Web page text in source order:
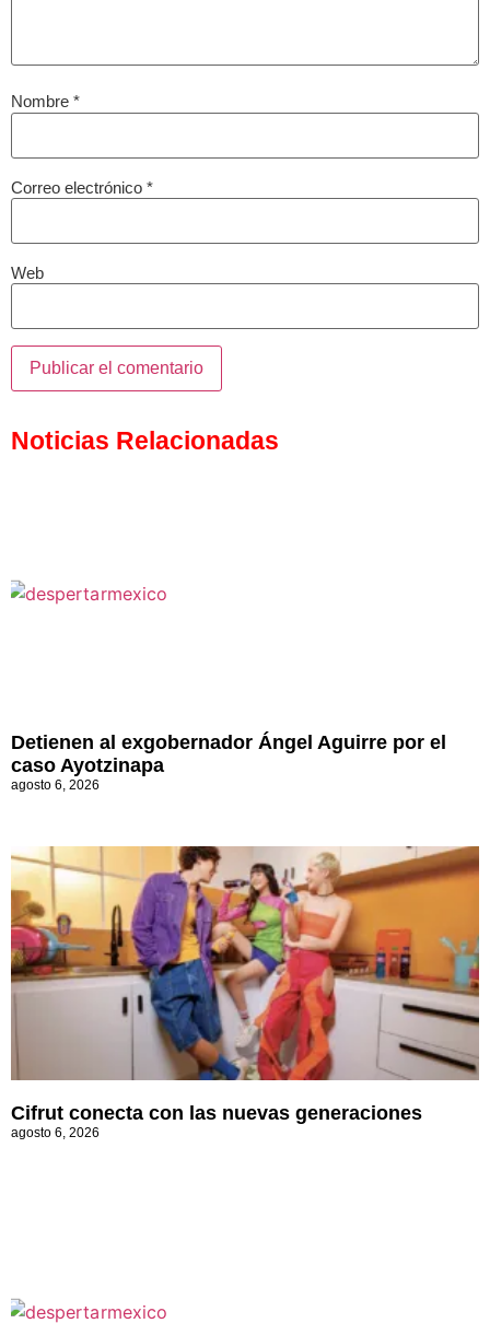
Nombre *
Correo electrónico *
Web
Noticias Relacionadas
Detienen al exgobernador Ángel Aguirre por el
caso Ayotzinapa
agosto 6, 2026
Cifrut conecta con las nuevas generaciones
agosto 6, 2026